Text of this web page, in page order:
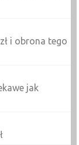
i obrona tego
jak